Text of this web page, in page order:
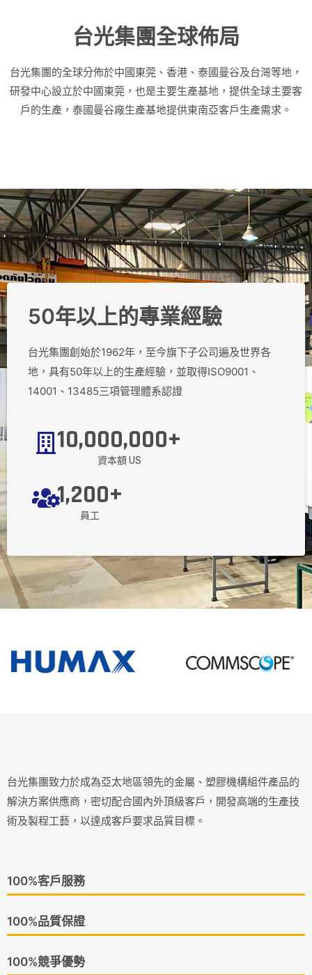
台光集團全球佈局
台光集團的全球分佈於中國東莞、香港、泰國曼谷及台灣等地，
研發中心設立於中國東莞，也是主要生產基地，提供全球主要客
戶的生產，泰國曼谷廠生產基地提供東南亞客戶生產需求。
50年以上的專業經驗
台光集團創始於1962年，至今旗下子公司遍及世界各
地，具有50年以上的生產經驗，並取得ISO9001、
14001、13485三項管理體系認證
資本額 US
10,000,000+
員工
1,200+
100%客戶服務
100%品質保證
100%競爭優勢
台光集團致力於成為亞太地區領先的金屬、塑膠機構組件產品的
解決方案供應商，密切配合國內外頂級客戶，開發高端的生產技
術及製程工藝，以達成客戶要求品質目標。